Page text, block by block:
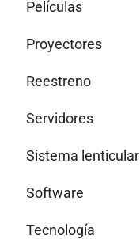
Películas
Proyectores
Reestreno
Servidores
Sistema lenticular
Software
Tecnología